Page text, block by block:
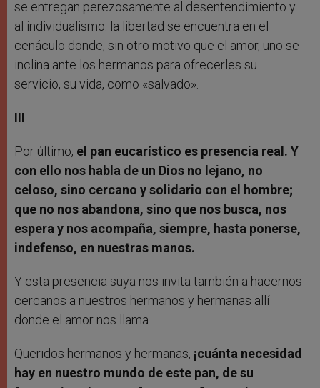
se entregan perezosamente al desentendimiento y
al individualismo: la libertad se encuentra en el
cenáculo donde, sin otro motivo que el amor, uno se
inclina ante los hermanos para ofrecerles su
servicio, su vida, como «salvado».
III
Por último, el pan eucarístico es presencia real. Y
con ello nos habla de un Dios no lejano, no
celoso, sino cercano y solidario con el hombre;
que no nos abandona, sino que nos busca, nos
espera y nos acompaña, siempre, hasta ponerse,
indefenso, en nuestras manos.
Y esta presencia suya nos invita también a hacernos
cercanos a nuestros hermanos y hermanas allí
donde el amor nos llama.
Queridos hermanos y hermanas, ¡cuánta necesidad
hay en nuestro mundo de este pan, de su